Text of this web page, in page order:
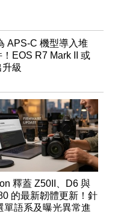
APS-C 機型導入堆
EOS R7 Mark II 或
級
釋蓋 Z50II、D6 與
的最新韌體更新！針
單語系及曝光異常進